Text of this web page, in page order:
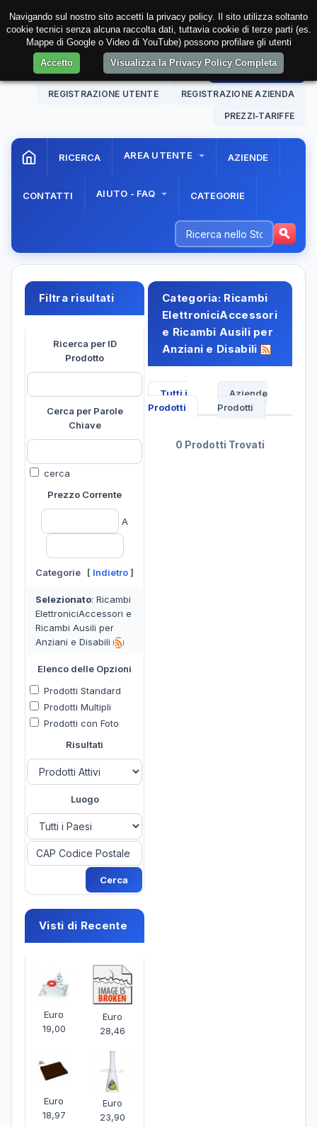
10 Aug. 202615:56:15 AREA RISERVATA
REGISTRAZIONE UTENTE REGISTRAZIONE AZIENDA
PREZZI-TARIFFE
RICERCA AREA UTENTE AZIENDE
CONTATTI AIUTO - FAQ CATEGORIE
Filtra risultati
Ricerca per ID
Prodotto
Cerca per Parole
Chiave
cerca
Prezzo Corrente
A
Categorie [ Indietro]
Selezionato: Ricambi
ElettroniciAccessori e
Ricambi Ausili per
Anziani e Disabili
Elenco delle Opzioni
Prodotti Standard
Prodotti Multipli
Prodotti con Foto
Risultati
Luogo
Visti di Recente
Euro
19,00
Euro
28,46
Euro
18,97
Euro
23,90
Categoria: Ricambi
ElettroniciAccessori
e Ricambi Ausili per
Anziani e Disabili
Tutti i
Prodotti
Aziende
Prodotti
0 Prodotti Trovati
Navigando sul nostro sito accetti la privacy policy. Il sito utilizza soltanto
cookie tecnici senza alcuna raccolta dati, tuttavia cookie di terze parti (es.
Mappe di Google o Video di YouTube) possono profilare gli utenti
Accetto
Visualizza la Privacy Policy Completa